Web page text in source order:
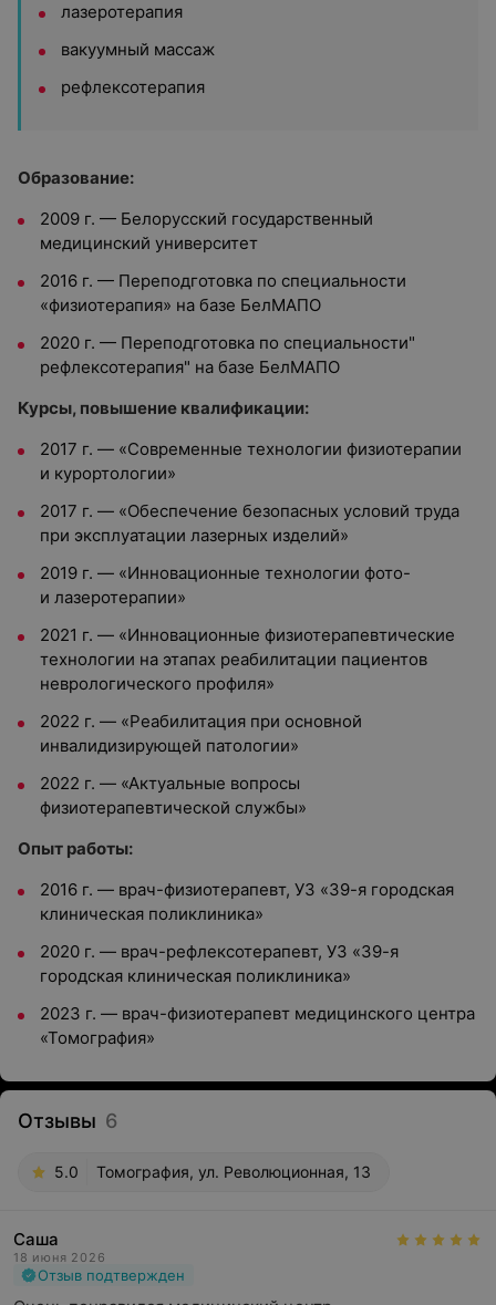
лазеротерапия
вакуумный массаж
рефлексотерапия
Образование:
2009 г. — Белорусский государственный
медицинский университет
2016 г. — Переподготовка по специальности
«физиотерапия» на базе БелМАПО
2020 г. — Переподготовка по специальности"
рефлексотерапия" на базе БелМАПО
Курсы, повышение квалификации:
2017 г. — «Современные технологии физиотерапии
и курортологии»
2017 г. — «Обеспечение безопасных условий труда
при эксплуатации лазерных изделий»
2019 г. — «Инновационные технологии фото-
и лазеротерапии»
2021 г. — «Инновационные физиотерапевтические
технологии на этапах реабилитации пациентов
неврологического профиля»
2022 г. — «Реабилитация при основной
инвалидизирующей патологии»
2022 г. — «Актуальные вопросы
физиотерапевтической службы»
Опыт работы:
2016 г. — врач-физиотерапевт, УЗ «39-я городская
клиническая поликлиника»
2020 г. — врач-рефлексотерапевт, УЗ «39-я
городская клиническая поликлиника»
2023 г. — врач-физиотерапевт медицинского центра
«Томография»
Отзывы 6
5.0 Томография, ул. Революционная, 13
Саша
18 июня 2026
Отзыв подтвержден